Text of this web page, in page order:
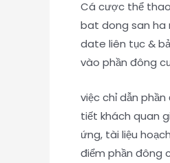
Cá cược thể
bat dong san ha
date liên tục &
vào phần đông
việc chỉ dẫn
tiết khách quan
ứng, tài liệu
điểm phần đông